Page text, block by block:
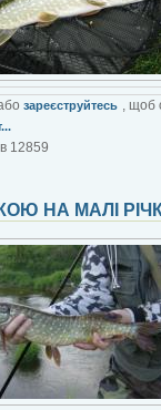
зареєструйтесь , щоб
12859
НА МАЛІ